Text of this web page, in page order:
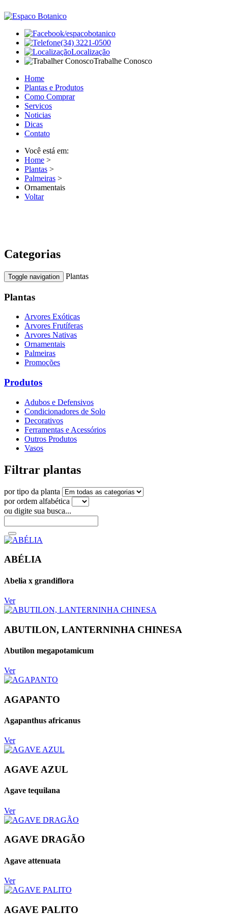
/espacobotanico
(34) 3221-0500
Localização
Trabalhe Conosco
Home
Plantas e Produtos
Como Comprar
Servicos
Noticias
Dicas
Contato
Você está em:
Home >
Plantas >
Palmeiras >
Ornamentais
Voltar
Categorias
Toggle navigation Plantas
Plantas
Arvores Exóticas
Arvores Frutíferas
Arvores Nativas
Ornamentais
Palmeiras
Promoções
Produtos
Adubos e Defensivos
Condicionadores de Solo
Decorativos
Ferramentas e Acessórios
Outros Produtos
Vasos
Filtrar plantas
por tipo da planta
por ordem alfabética
ou digite sua busca...
ABÉLIA
Abelia x grandiflora
Ver
ABUTILON, LANTERNINHA CHINESA
Abutilon megapotamicum
Ver
AGAPANTO
Agapanthus africanus
Ver
AGAVE AZUL
Agave tequilana
Ver
AGAVE DRAGÃO
Agave attenuata
Ver
AGAVE PALITO